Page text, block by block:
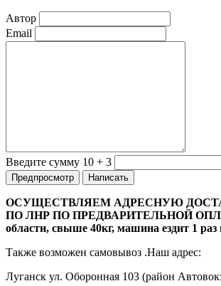
Автор
Email
Введите сумму 10 + 3
ОСУЩЕСТВЛЯЕМ АДРЕСНУЮ
ПО ЛНР ПО ПРЕДВАРИТЕЛЬНОЙ
области, свыше 40кг, машина ездит 1 раз
Также возможен самовывоз .Наш адрес:
Луганск ул. Оборонная 103 (район